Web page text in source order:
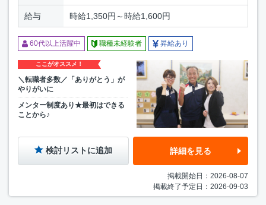
給与 時給1,350円～時給1,600円
60代以上活躍中 職種未経験者 昇給あり
ここがオススメ！
＼転職者多数／「ありがとう」が
やりがいに
メンター制度あり★最初はできる
ことから♪
検討リストに追加 詳細を見る
掲載開始日：2026-08-07
掲載終了予定日：2026-09-03